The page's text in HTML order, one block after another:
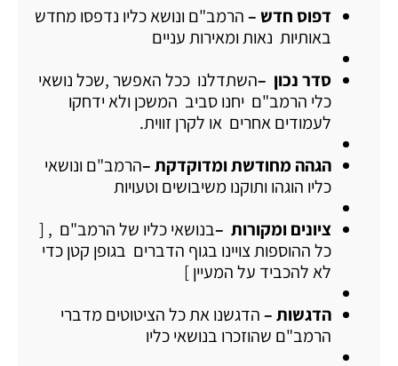
דפוס חדש –הרמב"ם ונושא כליו נדפסו מחדש
באותיות נאות ומאירות עניים
סדר נכון –השתדלנו ככל האפשר ,שכל נושאי
כלי הרמב"ם יחנו סביב המשכן ולא ידחקו
לעמודים אחרים או לקרן זווית.
הגהה מחודשת ומדוקדקת –הרמב"ם ונושאי
כליו הוגהו ותוקנו משיבושים וטעויות
ציונים ומקורות –בנושאי כליו של הרמב"ם , [
כל ההוספות צויינו בגוף הדברים בגופן קטן כדי
לא להכביד על המעיין ]
הדגשות –הדגשנו את כל הציטוטים מדברי
הרמב"ם שהוזכרו בנושאי כליו